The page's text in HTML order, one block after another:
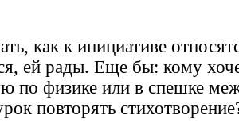
как к инициативе
ей рады. Еще бы: кому
по физике или в спешке
повторять